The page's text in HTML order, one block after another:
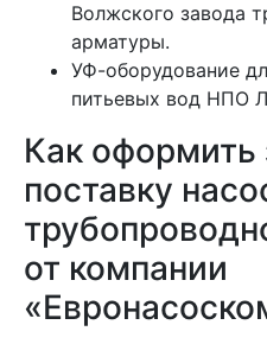
Волжского завода
арматуры.
УФ-оборудование
питьевых вод НПО
Как оформить
поставку
от компании